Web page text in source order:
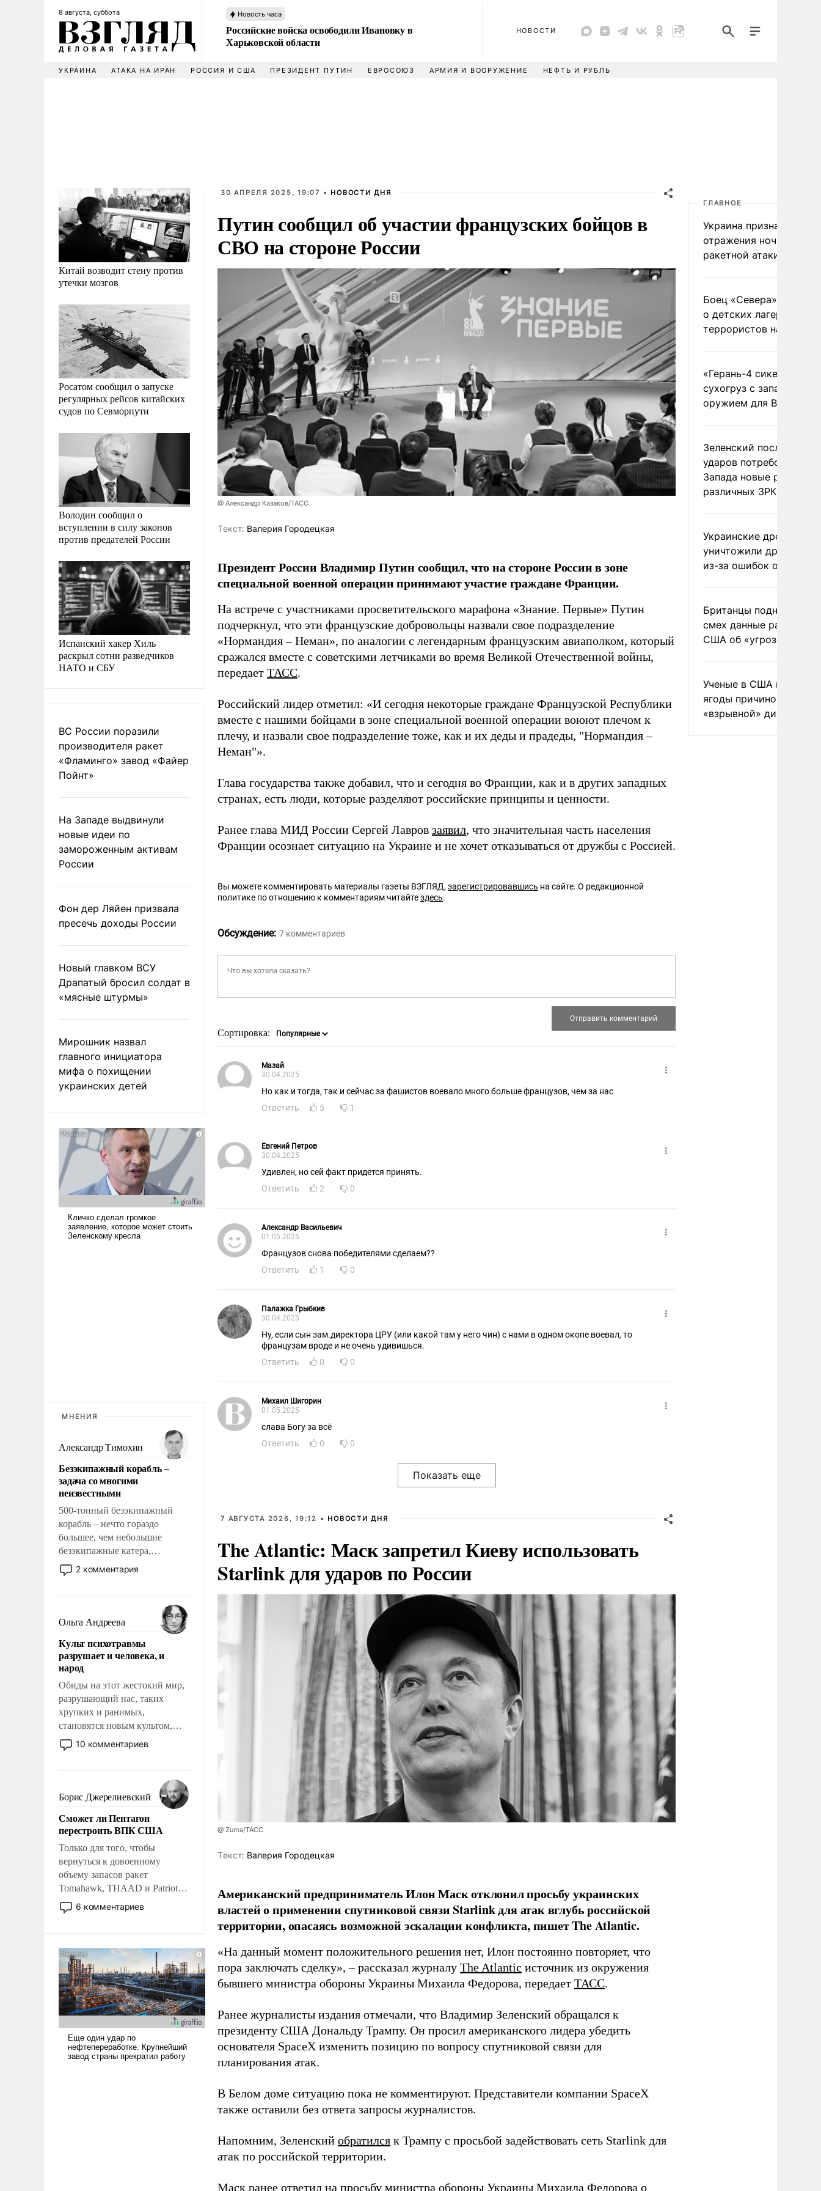
8 августа, суббота Новость часа
Российские войска освободили Ивановку в
Харьковской области
НОВОСТИ
УКРАИНА АТАКА НА ИРАН РОССИЯ И США ПРЕЗИДЕНТ ПУТИН ЕВРОСОЮЗ АРМИЯ И ВООРУЖЕНИЕ НЕФТЬ И РУБЛЬ
Китай возводит стену против
утечки мозгов
Росатом сообщил о запуске
регулярных рейсов китайских
судов по Севморпути
Володин сообщил о
вступлении в силу законов
против предателей России
Испанский хакер Хиль
раскрыл сотни разведчиков
НАТО и СБУ
ВС России поразили
производителя ракет
«Фламинго» завод «Файер
Пойнт»
На Западе выдвинули
новые идеи по
замороженным активам
России
Фон дер Ляйен призвала
пресечь доходы России
Новый главком ВСУ
Драпатый бросил солдат в
«мясные штурмы»
Мирошник назвал
главного инициатора
мифа о похищении
украинских детей
МНЕНИЯ
Александр Тимохин
Безэкипажный корабль –
задача со многими
неизвестными
500-тонный безэкипажный
корабль – нечто гораздо
большее, чем небольшие
безэкипажные катера,
применение которых уже
стало обыденностью. Задача по
сложна и амбициозна. Однако
и ее реализация радикально
поднимет наши боевые
возможности.
2 комментария
Ольга Андреева
Культ психотравмы
разрушает и человека, и
народ
Обиды на этот жестокий мир,
разрушающий нас, таких
хрупких и ранимых,
становятся новым культом,
постепенно вытесняя и
отменяя традиционное
мужественным и твердым под
ударами судьбы, брать на себя
ответственность, помогать
слабым, идти вперед и
адаптироваться.
10 комментариев
Борис Джерелиевский
Сможет ли Пентагон
перестроить ВПК США
Только для того, чтобы
вернуться к довоенному
объему запасов ракет
Tomahawk, THAAD и Patriot
США потребуется более трех
лет. Даже небольшая война с
Сложившаяся ситуация
означает многолетний период
уязвимости США, например,
перед Китаем.
6 комментариев
30 АПРЕЛЯ 2025, 19:07 • НОВОСТИ ДНЯ
Путин сообщил об участии французских бойцов в
СВО на стороне России
@ Александр Казаков/ТАСС
Tекст: Валерия Городецкая
Президент России Владимир Путин сообщил, что на стороне России в зоне
специальной военной операции принимают участие граждане Франции.
На встрече с участниками просветительского марафона «Знание. Первые» Путин
подчеркнул, что эти французские добровольцы назвали свое подразделение
«Нормандия – Неман», по аналогии с легендарным французским авиаполком, который
сражался вместе с советскими летчиками во время Великой Отечественной войны,
передает ТАСС.
Российский лидер отметил: «И сегодня некоторые граждане Французской Республики
вместе с нашими бойцами в зоне специальной военной операции воюют плечом к
плечу, и назвали свое подразделение тоже, как и их деды и прадеды, "Нормандия –
Неман"».
Глава государства также добавил, что и сегодня во Франции, как и в других западных
странах, есть люди, которые разделяют российские принципы и ценности.
Ранее глава МИД России Сергей Лавров заявил, что значительная часть населения
Франции осознает ситуацию на Украине и не хочет отказываться от дружбы с Россией.
Вы можете комментировать материалы газеты ВЗГЛЯД,зарегистрировавшись на сайте. О редакционной
политике по отношению к комментариям читайтездесь.
Обсуждение: 7 комментариев
Сортировка:
Мазай
30.04.2025
Но как и тогда, так и сейчас за фашистов воевало много больше французов, чем за нас
Ответить
5 1
Евгений Петров
30.04.2025
Удивлен, но сей факт придется принять.
Ответить
2 0
Александр Васильевич
01.05.2025
Французов снова победителями сделаем??
Ответить
1 0
Палажка Грыбкив
30.04.2025
Ну, если сын зам.директора ЦРУ (или какой там у него чин) с нами в одном окопе воевал, то
французам вроде и не очень удивишься.
Ответить
0 0
Михаил Шигорин
01.05.2025
слава Богу за всё
Ответить
0 0
7 АВГУСТА 2026, 19:12 • НОВОСТИ ДНЯ
The Atlantic: Маск запретил Киеву использовать
Starlink для ударов по России
@ Zuma/ТАСС
Tекст: Валерия Городецкая
Американский предприниматель Илон Маск отклонил просьбу украинских
властей о применении спутниковой связи Starlink для атак вглубь российской
территории, опасаясь возможной эскалации конфликта, пишет The Atlantic.
«На данный момент положительного решения нет, Илон постоянно повторяет, что
пора заключать сделку», – рассказал журналу The Atlantic источник из окружения
бывшего министра обороны Украины Михаила Федорова, передает ТАСС.
Ранее журналисты издания отмечали, что Владимир Зеленский обращался к
президенту США Дональду Трампу. Он просил американского лидера убедить
основателя SpaceX изменить позицию по вопросу спутниковой связи для
планирования атак.
В Белом доме ситуацию пока не комментируют. Представители компании SpaceX
также оставили без ответа запросы журналистов.
Напомним, Зеленский обратился к Трампу с просьбой задействовать сеть Starlink для
атак по российской территории.
Маск ранее ответил на просьбу министра обороны Украины Михаила Федорова о
ГЛАВНОЕ
Украина признала
отражения ночной
ракетной атаки
Боец «Севера»
о детских лагерях
террористов на
«Герань-4 сикер»
сухогруз с западным
оружием для ВСУ
Зеленский после
ударов потребовал у
Запада новые ракеты
различных ЗРК
Украинские дроны
уничтожили друг друга
из-за ошибок
Британцы подняли на
смех данные разведки
США об «угрозе
Ученые в США назвали
ягоды причиной
«взрывной» диареи